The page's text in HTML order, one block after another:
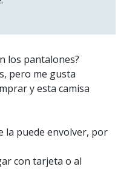
los pantalones?
pero me gusta
y esta camisa
la puede envolver, por
con tarjeta o al